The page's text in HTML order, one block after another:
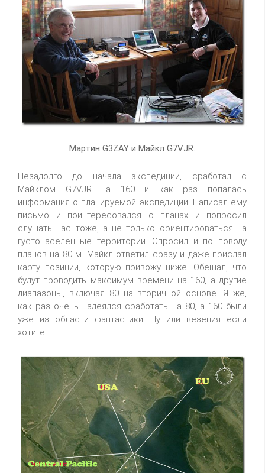
Мартин G3ZAY и Майкл G7VJR.
Незадолго до начала экспедиции, сработал с
Майклом G7VJR на 160 и как раз попалась
информация о планируемой экспедиции. Написал ему
письмо и поинтересовался о планах и попросил
слушать нас тоже, а не только ориентироваться на
густонаселенные территории. Спросил и по поводу
планов на 80 м. Майкл ответил сразу и даже прислал
карту позиции, которую привожу ниже. Обещал, что
будут проводить максимум времени на 160, а другие
диапазоны, включая 80 на вторичной основе. Я же,
как раз очень надеялся сработать на 80, а 160 были
уже из области фантастики. Ну или везения если
хотите.